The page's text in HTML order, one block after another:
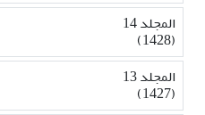
المجلد 14
(1428)
المجلد 13
(1427)